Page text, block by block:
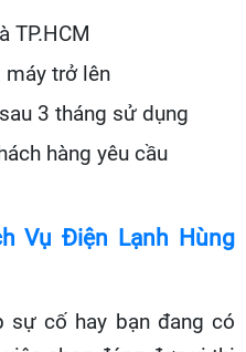
TP.HCM
máy trở lên
3 tháng sử dụng
hàng yêu cầu
Vụ Điện Lạnh Hùng
sự cố hay bạn đang có